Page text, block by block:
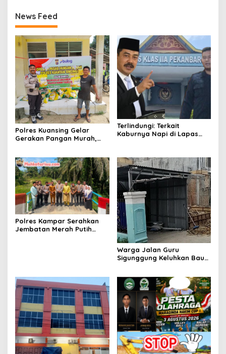
News Feed
Polres Kuansing Gelar
Gerakan Pangan Murah,
Terlindungi: Terkait
Kaburnya Napi di Lapas
Kepada Menteri Imipas
Agar Kasi Binadik Lapas
Kelas IIA Pekanbaru Ridho
Juga Dicopot
Polres Kampar Serahkan
Jembatan Merah Putih
Warga Jalan Guru
Sigunggung Keluhkan Bau